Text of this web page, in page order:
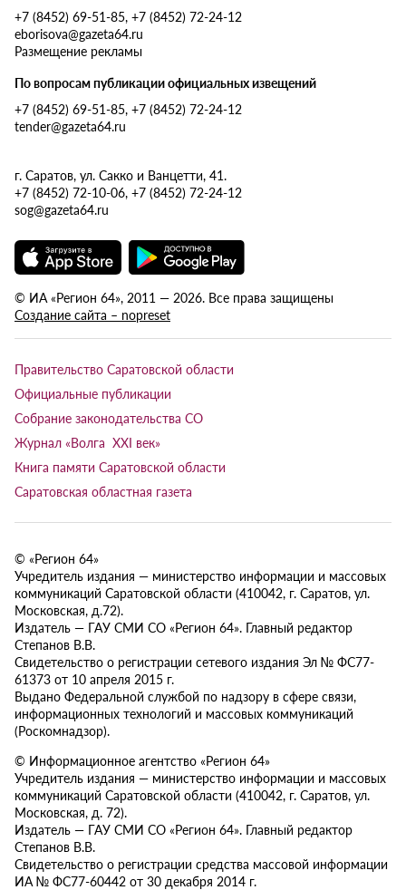
+7 (8452) 69-51-85, +7 (8452) 72-24-12
eborisova@gazeta64.ru
Размещение рекламы
По вопросам публикации официальных извещений
+7 (8452) 69-51-85, +7 (8452) 72-24-12
tender@gazeta64.ru
г. Саратов, ул. Сакко и Ванцетти, 41.
+7 (8452) 72-10-06, +7 (8452) 72-24-12
sog@gazeta64.ru
© ИА «Регион 64», 2011 — 2026. Все права защищены
Создание сайта – nopreset
Правительство Саратовской области
Официальные публикации
Собрание законодательства СО
Журнал «Волга XXI век»
Книга памяти Саратовской области
Саратовская областная газета
© «Регион 64»
Учредитель издания — министерство информации и массовых
коммуникаций Саратовской области (410042, г. Саратов, ул.
Московская, д.72).
Издатель — ГАУ СМИ СО «Регион 64». Главный редактор
Степанов В.В.
Свидетельство о регистрации сетевого издания Эл № ФС77-
61373 от 10 апреля 2015 г.
Выдано Федеральной службой по надзору в сфере связи,
информационных технологий и массовых коммуникаций
(Роскомнадзор).
© Информационное агентство «Регион 64»
Учредитель издания — министерство информации и массовых
коммуникаций Саратовской области (410042, г. Саратов, ул.
Московская, д. 72).
Издатель — ГАУ СМИ СО «Регион 64». Главный редактор
Степанов В.В.
Свидетельство о регистрации средства массовой информации
ИА № ФС77-60442 от 30 декабря 2014 г.